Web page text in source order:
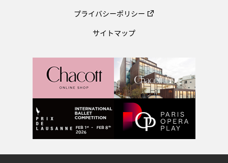
プライバシーポリシー
サイトマップ